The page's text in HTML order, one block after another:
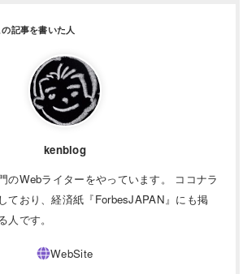
kenblog
のWebライターをやっています。 ココナラ
ており、経済紙『ForbesJAPAN』にも掲
です。